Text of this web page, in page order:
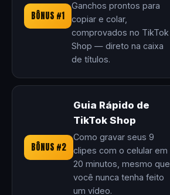
BÔNUS #1
Ganchos prontos para
copiar e colar,
comprovados no TikTok
Shop — direto na caixa
de títulos.
BÔNUS #2
Guia Rápido de
TikTok Shop
Como gravar seus 9
clipes com o celular em
20 minutos, mesmo que
você nunca tenha feito
um vídeo.